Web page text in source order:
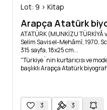
Lot: 9 > Kitap
Arapça Atatürk
ATATÜRK (MUNKİZU TÜRKİYÂ
Selim Savis el-Mehâmî, 1970,
315 sayfa, 18x25 cm...
"Türkiye´nin kurtarıcısı ve
başlıklı Arapça Atatürk
3 3